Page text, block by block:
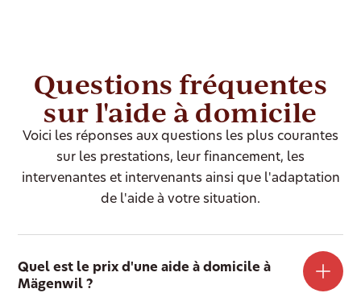
Questions fréquentes
sur l'aide à domicile
Voici les réponses aux questions les plus courantes
sur les prestations, leur financement, les
intervenantes et intervenants ainsi que l'adaptation
de l'aide à votre situation.
Quel est le prix d'une aide à domicile à
Mägenwil ?